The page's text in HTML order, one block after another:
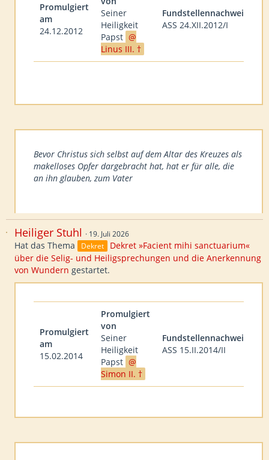
Promulgiert
am
24.12.2012
Seiner
Heiligkeit
Papst
Linus III. †
Fundstellennachweis
ASS 24.XII.2012/I
Bevor Christus sich selbst auf dem Altar des Kreuzes als
makelloses Opfer dargebracht hat, hat er für alle, die
an ihn glauben, zum Vater
…
Heiliger Stuhl 19. Juli 2026
Hat das Thema Dekret
Dekret »Facient mihi sanctuarium«
über die Selig- und Heiligsprechungen und die Anerkennung
von Wundern gestartet.
Promulgiert
am
15.02.2014
Promulgiert
von
Seiner
Heiligkeit
Papst
Simon II. †
Fundstellennachweis
ASS 15.II.2014/II